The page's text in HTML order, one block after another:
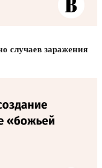
случаев заражения